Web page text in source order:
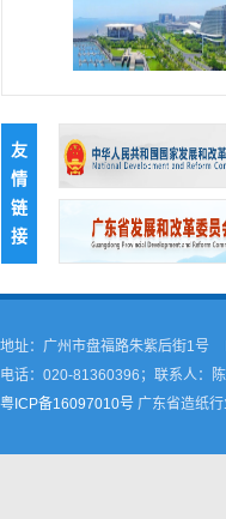
友
情
链
接
地址：广州市盘福路朱紫后街1号
电话：020-81360396；联系人：
粤ICP备16097010号 广东省造纸